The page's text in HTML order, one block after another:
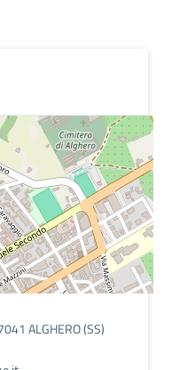
ALGHERO (SS)